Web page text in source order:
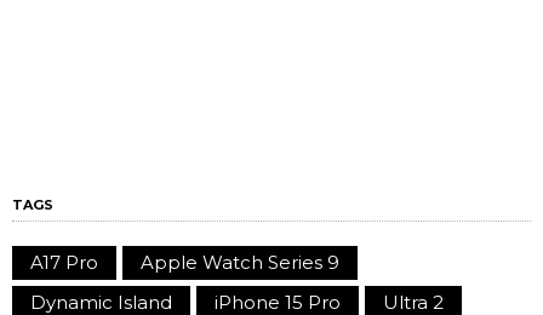
TAGS
A17 Pro
Apple Watch Series 9
Dynamic Island
iPhone 15 Pro Ultra 2